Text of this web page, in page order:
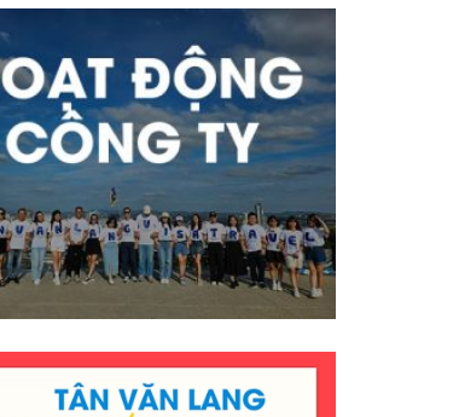
có nhiều thành công tốt đẹp
hơn ạ. E cảm ơn